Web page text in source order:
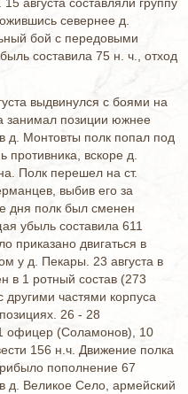
севернее д.
бой с передовыми
составила 75 н. ч., отход
выдвинулся с боями на
занимал позиции южнее
д. Монтовты полк попал под
вскоре д.
Полк перешел на ст.
выбив его за
дня полк был сменен
убыль составила 611
приказано двигаться в
у д. Пекары. 23 августа в
в 1 ротный состав (273
другими частями корпуса
26 - 28
офицер (Соламонов), 10
156 н.ч. Движение полка
пополнение 67
д. Великое Село, армейский